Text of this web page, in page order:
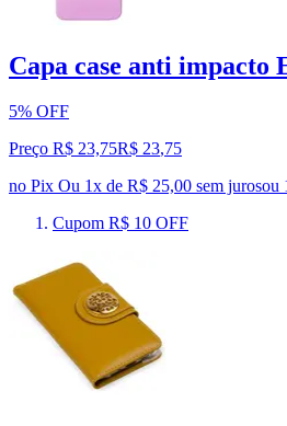
Capa case anti impacto
5% OFF
Preço R$ 23,75R$ 23,75
no Pix Ou 1x de R$ 25,00 sem jurosou
Cupom R$ 10 OFF